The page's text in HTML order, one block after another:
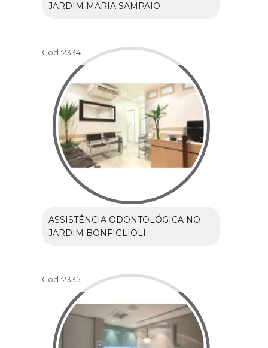
JARDIM MARIA SAMPAIO
Cod.:2334
ASSISTÊNCIA ODONTOLÓGICA NO
JARDIM BONFIGLIOLI
Cod.:2335